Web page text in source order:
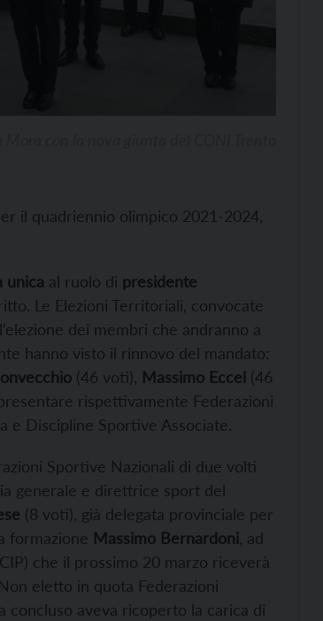
il quadriennio olimpico 2021-2024,
unica al ruolo di presidente
Le Elezioni Territoriali, convocate
dei membri che andranno a
hanno visto il rinnovo del mandato:
(46 voti), Massimo Eccel (46
rispettivamente Federazioni
e Discipline Sportive Associate.
Sportive Nazionali di due volti
generale e direttrice sport del
(8 voti), già delegata provinciale per
formazione Massimo Bernardoni , ad
che il prossimo 20 marzo riceverà
eletto in quota Federazioni
concluso aveva ricoperto la carica di